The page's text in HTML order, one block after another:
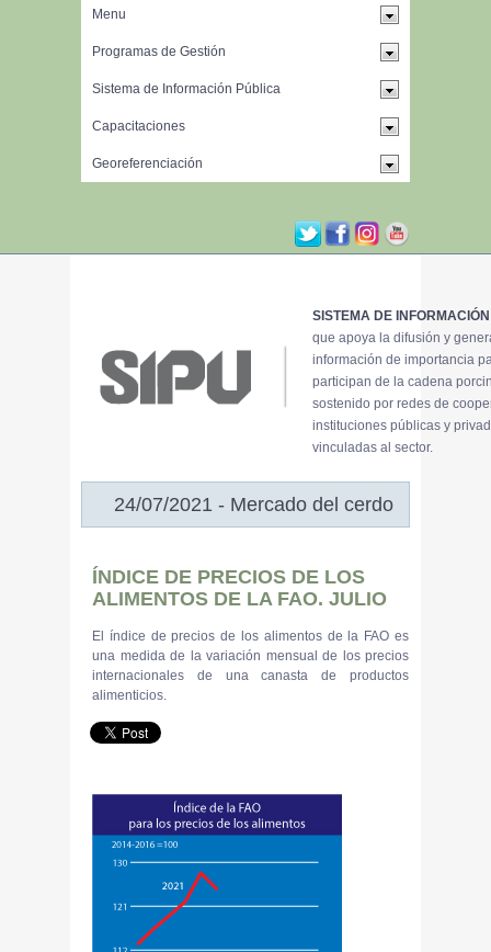
SISTEMA DE
que apoya la difusión y
información de importancia
participan de la cadena
sostenido por redes de
instituciones públicas y
vinculadas al sector.
24/07/2021 - Mercado del cerdo
ÍNDICE DE PRECIOS DE LOS
ALIMENTOS DE LA FAO. JULIO
El índice de precios de los alimentos de la FAO es
una medida de la variación mensual de los precios
internacionales de una canasta de productos
alimenticios.